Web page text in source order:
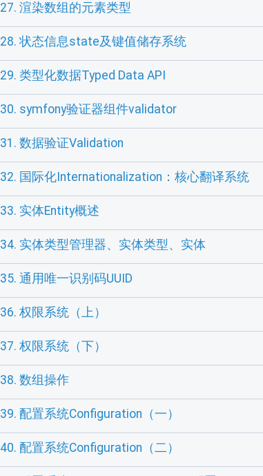
27. 渲染数组的元素类型
28. 状态信息state及键值储存系统
29. 类型化数据Typed Data API
30. symfony验证器组件validator
31. 数据验证Validation
32. 国际化Internationalization：核心翻译系统
33. 实体Entity概述
34. 实体类型管理器、实体类型、实体
35. 通用唯一识别码UUID
36. 权限系统（上）
37. 权限系统（下）
38. 数组操作
39. 配置系统Configuration（一）
40. 配置系统Configuration（二）